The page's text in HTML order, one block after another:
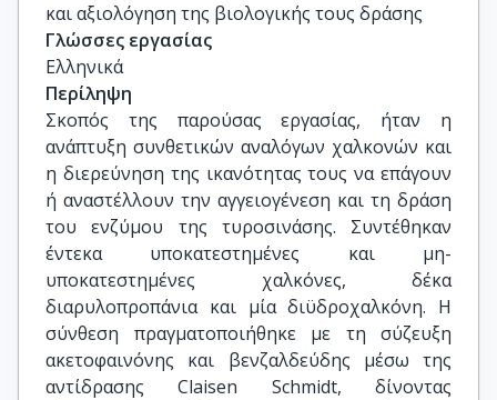
και αξιολόγηση της βιολογικής τους δράσης
Γλώσσες εργασίας
Ελληνικά
Περίληψη
Σκοπός της παρούσας εργασίας, ήταν η
ανάπτυξη συνθετικών αναλόγων χαλκονών και
η διερεύνηση της ικανότητας τους να επάγουν
ή αναστέλλουν την αγγειογένεση και τη δράση
του ενζύμου της τυροσινάσης. Συντέθηκαν
έντεκα υποκατεστημένες και μη-
υποκατεστημένες χαλκόνες, δέκα
διαρυλοπροπάνια και μία διϋδροχαλκόνη. Η
σύνθεση πραγματοποιήθηκε με τη σύζευξη
ακετοφαινόνης και βενζαλδεύδης μέσω της
αντίδρασης Claisen Schmidt, δίνοντας